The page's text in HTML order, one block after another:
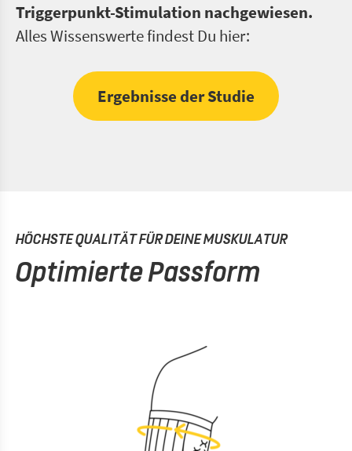
Triggerpunkt-Stimulation nachgewiesen.
Alles Wissenswerte findest Du hier:
Ergebnisse der Studie
HÖCHSTE QUALITÄT FÜR DEINE MUSKULATUR
Optimierte Passform